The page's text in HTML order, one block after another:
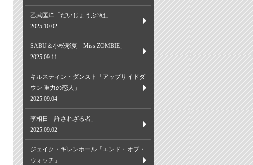
乙武匡洋「だいじょうぶ3組」
2025.10.02
SABU＆小松彩夏「Miss ZOMBIE」
2025.09.11
キルスティン・ダンスト「アップサイドダ
ウン 重力の恋人」
2025.09.04
李相日「許されざる者」
2025.09.02
ジェイク・ギレンホール「エンド・オブ・
ウォッチ」